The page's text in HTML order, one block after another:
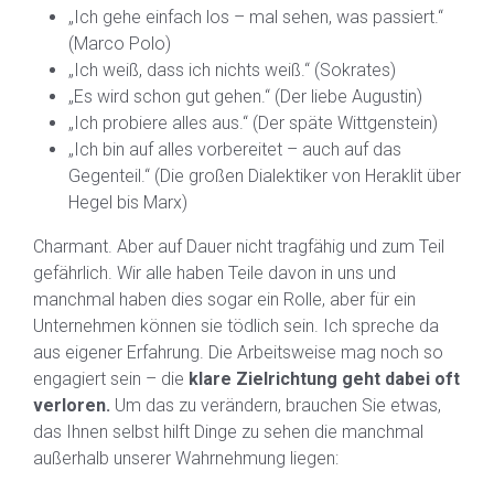
„Ich gehe einfach los – mal sehen, was passiert.“
(Marco Polo)
„Ich weiß, dass ich nichts weiß.“ (Sokrates)
„Es wird schon gut gehen.“ (Der liebe Augustin)
„Ich probiere alles aus.“ (Der späte Wittgenstein)
„Ich bin auf alles vorbereitet – auch auf das
Gegenteil.“ (Die großen Dialektiker von Heraklit über
Hegel bis Marx)
Charmant. Aber auf Dauer nicht tragfähig und zum Teil
gefährlich. Wir alle haben Teile davon in uns und
manchmal haben dies sogar ein Rolle, aber für ein
Unternehmen können sie tödlich sein. Ich spreche da
aus eigener Erfahrung. Die Arbeitsweise mag noch so
engagiert sein – die klare Zielrichtung geht dabei oft
verloren. Um das zu verändern, brauchen Sie etwas,
das Ihnen selbst hilft Dinge zu sehen die manchmal
außerhalb unserer Wahrnehmung liegen: